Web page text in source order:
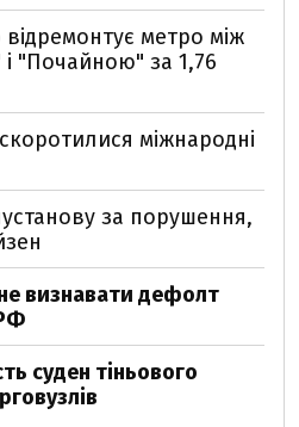
метро між
"Почайною" за 1,76
міжнародні
за порушення,
визнавати дефолт
суден тіньового